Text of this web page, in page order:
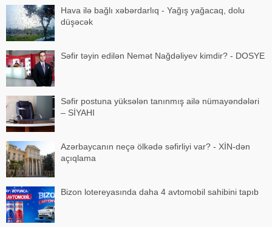
Hava ilə bağlı xəbərdarlıq - Yağış yağacaq, dolu
düşəcək
Səfir təyin edilən Nemət Nağdəliyev kimdir? - DOSYE
Səfir postuna yüksələn tanınmış ailə nümayəndələri
– SİYAHI
Azərbaycanın neçə ölkədə səfirliyi var? - XİN-dən
açıqlama
Bizon lotereyasında daha 4 avtomobil sahibini tapıb